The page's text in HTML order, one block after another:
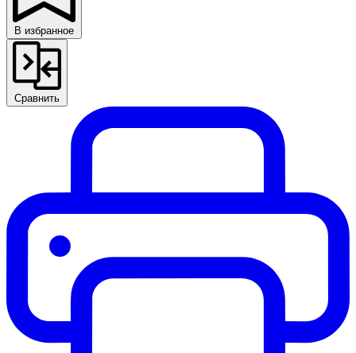
В избранное
Сравнить